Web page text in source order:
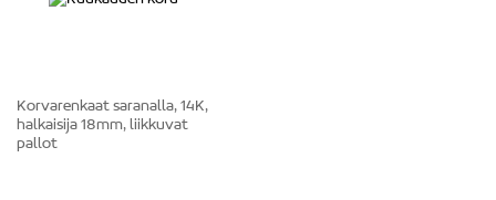
Korvarenkaat saranalla, 14K,
halkaisija 18mm, liikkuvat
pallot